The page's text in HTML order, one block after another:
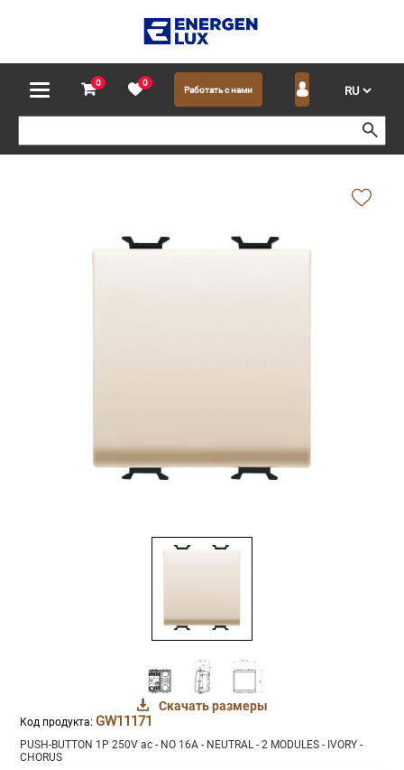
0 0
Работать с нами
Скачать размеры
Код продукта: GW11171
PUSH-BUTTON 1P 250V ac - NO 16A - NEUTRAL - 2 MODULES - IVORY -
CHORUS